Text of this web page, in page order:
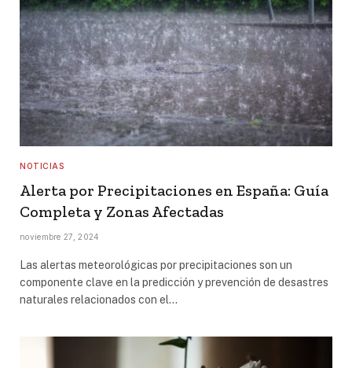
NOTICIAS
Alerta por Precipitaciones en España: Guía
Completa y Zonas Afectadas
noviembre 27, 2024
Las alertas meteorológicas por precipitaciones son un
componente clave en la predicción y prevención de desastres
naturales relacionados con el…